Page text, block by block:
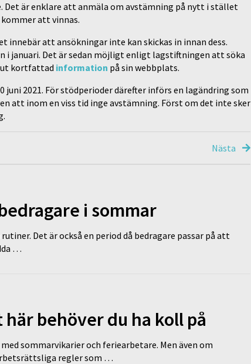
är enklare att anmäla om avstämning på nytt i stället
att vinnas.
innebär att ansökningar inte kan skickas in innan dess.
januari. Det är sedan möjligt enligt lagstiftningen att söka
ut kortfattad information på sin webbplats.
juni 2021. För stödperioder därefter införs en lagändring som
att inom en viss tid inge avstämning. Först om det inte sker
Nästa
i sommar
Det är också en period då bedragare passar på att
…
behöver du ha koll på
sommarvikarier och feriearbetare. Men även om
regler som …